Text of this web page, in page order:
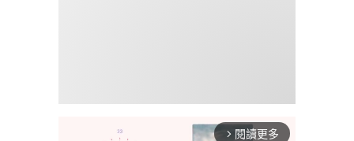
arrow_forward_ios 閱讀更多